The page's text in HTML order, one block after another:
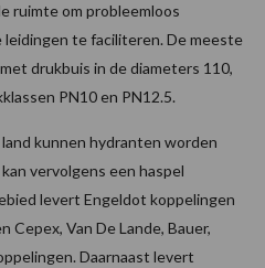
ruimte om probleemloos
te faciliteren. De meeste
drukbuis in de diameters 110,
PN10 en PN12.5.
kunnen hydranten worden
vervolgens een haspel
levert Engeldot koppelingen
Cepex, Van De Lande, Bauer,
Daarnaast levert